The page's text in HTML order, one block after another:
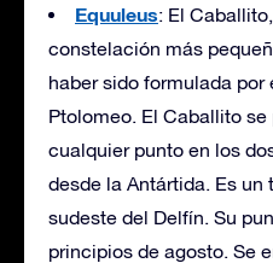
Equuleus: El
constelación más
haber sido formulada por
Ptolomeo. El Caballito
cualquier punto en los
desde la Antártida. Es
sudeste del Delfín. Su
principios de agosto. Se